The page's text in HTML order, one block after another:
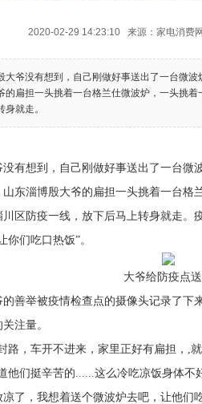
2020-02-29 14:23:10 来源：家电消费
爷没有想到，自己刚做好事送出了一台微
的扁担一头挑着一台格兰仕微波炉，一头挑着
就走。
想到，自己刚做好事送出了一台微波
淄博殷大爷的扁担一头挑着一台格
川区防疫一线，放下后马上转身就走。
你们吃口热饭”。
大爷给防疫点送
举被疫情检查点的摄像头记录了下
注量。
，车开不进来，家里正好有扁担，,就
他们挺辛苦的......这么冷吃凉饭身体
了，我想着送个微波炉去吧，让他们